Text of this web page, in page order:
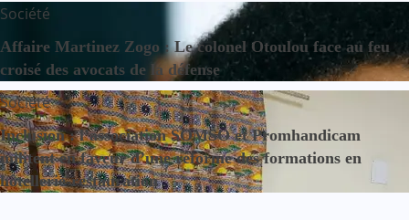
Société
Affaire Martinez Zogo : Le colonel Otoulou face au feu
croisé des avocats de la défense
Société
Inclusion : l’association SOMSO et Promhandicam
militent en faveur d’une réforme des formations en
hôtellerie-restauration